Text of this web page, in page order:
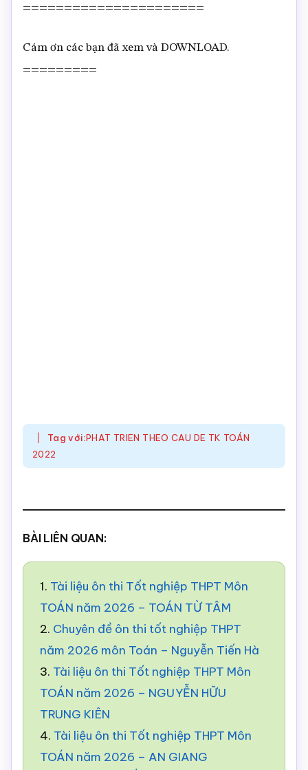
======================
Cám ơn các bạn đã xem và DOWNLOAD.
=========
Tag với:PHAT TRIEN THEO CAU DE TK TOÁN
2022
BÀI LIÊN QUAN:
1. Tài liệu ôn thi Tốt nghiệp THPT Môn
TOÁN năm 2026 – TOÁN TỪ TÂM
2. Chuyên đề ôn thi tốt nghiệp THPT
năm 2026 môn Toán – Nguyễn Tiến Hà
3. Tài liệu ôn thi Tốt nghiệp THPT Môn
TOÁN năm 2026 – NGUYỄN HỮU
TRUNG KIÊN
4. Tài liệu ôn thi Tốt nghiệp THPT Môn
TOÁN năm 2026 – AN GIANG